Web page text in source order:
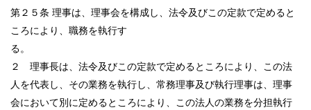
第２５条 理事は、理事会を構成し、法令及びこの定款で定めると
ころにより、職務を執行す
る。
２ 理事長は、法令及びこの定款で定めるところにより、この法
人を代表し、その業務を執行し、常務理事及び執行理事は、理事
会において別に定めるところにより、この法人の業務を分担執行